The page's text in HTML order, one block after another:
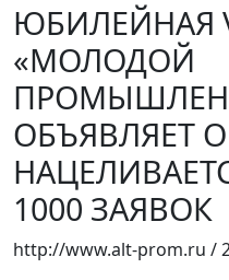
ЮБИЛЕЙНАЯ
«МОЛОДОЙ
ОБЪЯВЛЯЕТ О
1000 ЗАЯВОК
http://www.alt-prom.ru /